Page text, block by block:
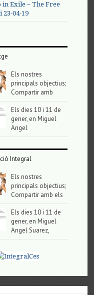
in Exile – The Free
23-04-19
Els nostres
principals objectius;
Compartir amb
Els dies 10 i 11 de
gener, en Miguel
Angel
Integral
Els nostres
principals objectius;
Compartir amb els
Els dies 10 i 11 de
gener, en Miguel
Angel Suarez,